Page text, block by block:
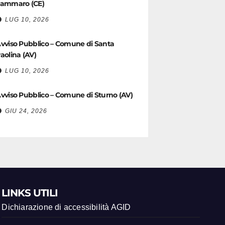
(CE)
LUG 10, 2026
Pubblico – Comune di Santa
(AV)
LUG 10, 2026
Pubblico – Comune di Sturno (AV)
GIU 24, 2026
LINKS UTILI
Dichiarazione di accessibilità AGID